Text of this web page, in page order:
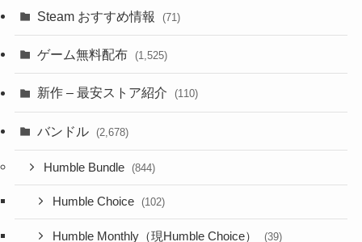
Steam おすすめ情報 (71)
ゲーム無料配布 (1,525)
新作 – 最安ストア紹介 (110)
バンドル (2,678)
Humble Bundle (844)
Humble Choice (102)
Humble Monthly（現Humble Choice） (39)